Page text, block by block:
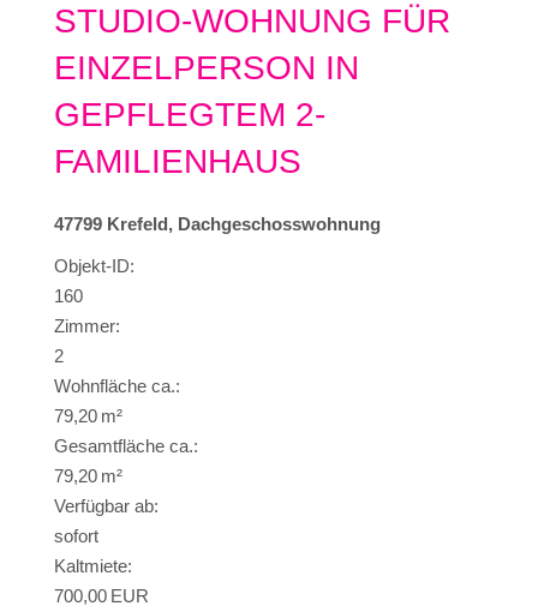
STUDIO-WOHNUNG FÜR
EINZELPERSON IN
GEPFLEGTEM 2-
FAMILIENHAUS
47799 Krefeld, Dachgeschosswohnung
Objekt-ID:
160
Zimmer:
2
Wohnfläche ca.:
79,20 m²
Gesamtfläche ca.:
79,20 m²
Verfügbar ab:
sofort
Kaltmiete:
700,00 EUR